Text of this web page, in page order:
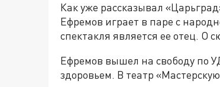
Как уже рассказывал
Ефремов играет в паре с
спектакля является ее отец. О
Ефремов вышел на свободу по
здоровьем. В театр